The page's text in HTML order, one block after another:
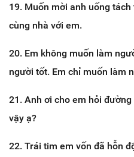
19. Muốn mời anh uống
cùng nhà với em.
20. Em không muốn làm
người tốt. Em chỉ muốn làm
21. Anh ơi cho em hỏi
vậy ạ?
22. Trái tim em vốn đã hỗn